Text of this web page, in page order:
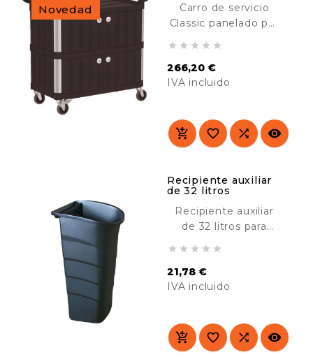
Novedad
Carro de servicio
Classic panelado por
para su uso en
lugares cara al
el transporte de
material en hoteles,
comedores, colegios,
industria, etc.
    
266,20 €
IVA incluido
   
Recipiente auxiliar
de 32 litros
Recipiente auxiliar
de 32 litros para
recogida de
residuos, cubiertos,
residencias, colegios,
etc.
    
21,78 €
IVA incluido
   